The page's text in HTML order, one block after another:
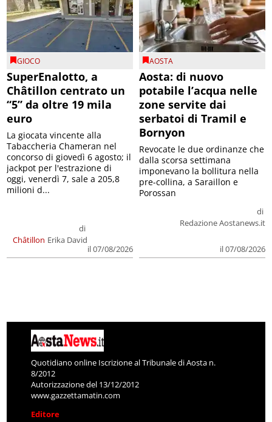
GIOCO
SuperEnalotto, a
Châtillon centrato un
“5” da oltre 19 mila
euro
Châtillon
di
Erika David
il 07/08/2026
La giocata vincente alla
Tabaccheria Chameran nel
concorso di giovedì 6 agosto; il
jackpot per l'estrazione di
oggi, venerdì 7, sale a 205,8
milioni d...
AOSTA
Aosta: di nuovo
potabile l’acqua nelle
zone servite dai
serbatoi di Tramil e
Bornyon
di
Redazione Aostanews.it
il 07/08/2026
Revocate le due ordinanze che
dalla scorsa settimana
imponevano la bollitura nella
pre-collina, a Saraillon e
Porossan
Quotidiano online Iscrizione al Tribunale di Aosta n.
8/2012
Autorizzazione del 13/12/2012
www.gazzettamatin.com
Editore